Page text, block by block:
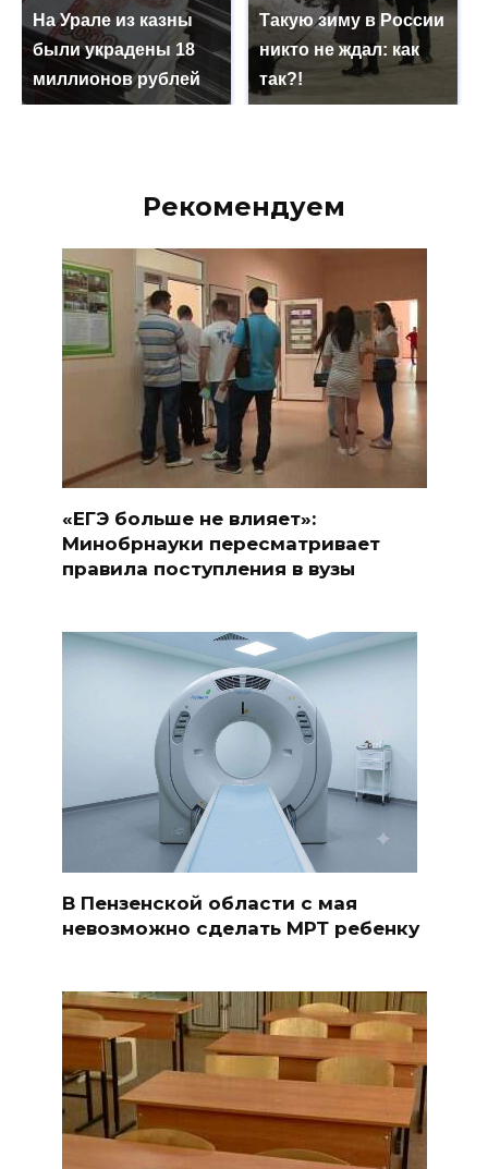
На Урале из казны
были украдены 18
миллионов рублей
Такую зиму в России
никто не ждал: как
так?!
Рекомендуем
«ЕГЭ больше не влияет»:
Минобрнауки пересматривает
правила поступления в вузы
В Пензенской области с мая
невозможно сделать МРТ ребенку